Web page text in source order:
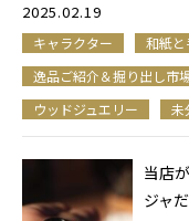
2025.02.19
キャラクター 和紙と
逸品ご紹介＆掘り出し市
ウッドジュエリー
未
当店
ジャ